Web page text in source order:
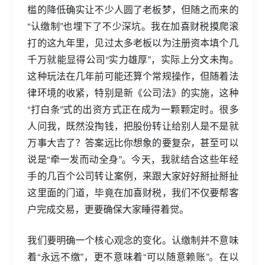
槛的降低确实让不少人圆了老板梦，但随之而来的
“认缴制”也埋下了不少深坑。我在加喜财税摸爬滚
打的这九年里，见过太多老板以为注册资本填个几
千万就能显得公司“实力雄厚”，实际上分文未掏。
这种玩法在几年前可能还算个常规操作，但随着法
律环境的收紧，特别是新《公司法》的实施，这种
“打白条”式的出资方式正在成为一颗颗定时。很多
人问我，既然没掏钱，把股份转让给别人是不是就
万事大吉了？答案远比你想象的要复杂，甚至可以
说是“牵一发而动全身”。今天，我就结合这些年经
手的几百个公司转让案例，来跟大家好好掰扯掰扯
这里面的门道，毕竟在加喜财税，我们不仅要帮客
户完成交易，更要确保大家睡得着觉。
我们要明确一个核心观念的变化。认缴制并不意味
着“永远不缴”，更不意味着“可以随意赖账”。在以